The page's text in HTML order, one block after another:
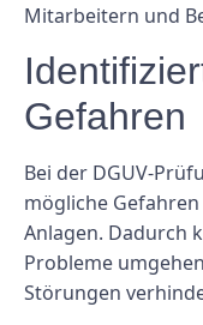
Mitarbeitern und
Gefahren
Bei der DGUV-
mögliche
Anlagen. Dadurch
Probleme
Störungen